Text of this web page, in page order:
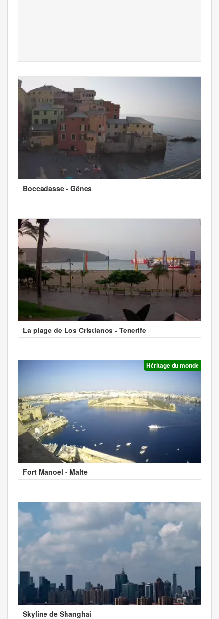
Boccadasse - Gênes
La plage de Los Cristianos - Tenerife
Héritage du monde
Fort Manoel - Malte
Skyline de Shanghai